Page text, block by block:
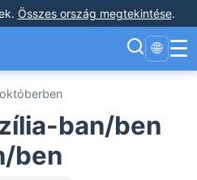
. Összes ország megtekintése.
🌐 ☰
ban/ben
ben